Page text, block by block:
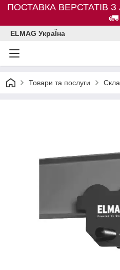
ПОСТАВКА ВЕРСТАТІВ З
🚛
ELMAG УкраЇна
Товари та послуги